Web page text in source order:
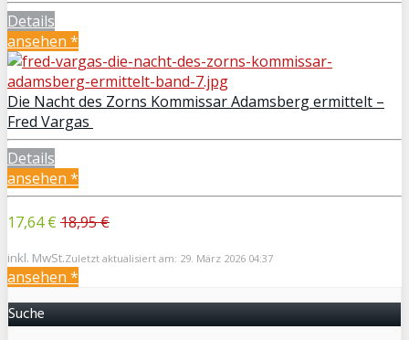
Details
ansehen *
Die Nacht des Zorns Kommissar Adamsberg ermittelt –
Fred Vargas
Details
ansehen *
17,64 € 18,95 €
inkl. MwSt.Zuletzt aktualisiert am: 29. März 2026 04:37
ansehen *
Suche